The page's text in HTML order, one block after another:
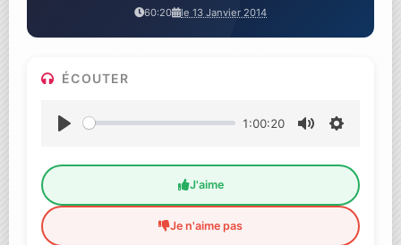
60:20 le 13 Janvier 2014
ÉCOUTER
1:00:20
J'aime
Je n'aime pas